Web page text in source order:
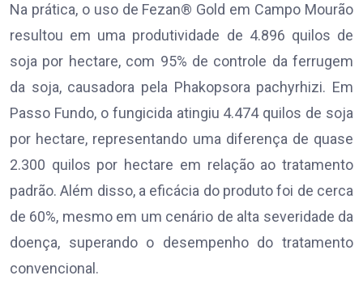
Na prática, o uso de Fezan® Gold em Campo Mourão
resultou em uma produtividade de 4.896 quilos de
soja por hectare, com 95% de controle da ferrugem
da soja, causadora pela Phakopsora pachyrhizi. Em
Passo Fundo, o fungicida atingiu 4.474 quilos de soja
por hectare, representando uma diferença de quase
2.300 quilos por hectare em relação ao tratamento
padrão. Além disso, a eficácia do produto foi de cerca
de 60%, mesmo em um cenário de alta severidade da
doença, superando o desempenho do tratamento
convencional.